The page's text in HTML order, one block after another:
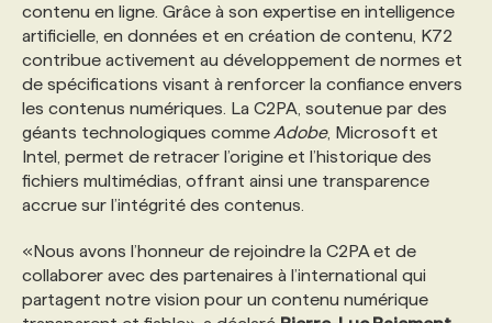
PROGRAMMES DE SUBVENTIONS
FAQ
ANNONCEZ AVEC NOUS
contenu en ligne. Grâce à son expertise en intelligence
artificielle, en données et en création de contenu, K72
contribue activement au développement de normes et
de spécifications visant à renforcer la confiance envers
les contenus numériques. La C2PA, soutenue par des
géants technologiques comme Adobe, Microsoft et
Intel, permet de retracer l’origine et l’historique des
fichiers multimédias, offrant ainsi une transparence
accrue sur l’intégrité des contenus.
«Nous avons l’honneur de rejoindre la C2PA et de
collaborer avec des partenaires à l’international qui
partagent notre vision pour un contenu numérique